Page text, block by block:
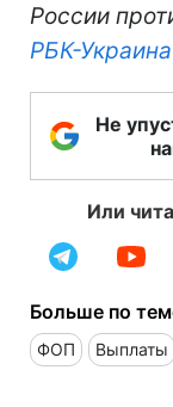
России
РБК-
Не
Или
Больше по
ФОП Выплаты